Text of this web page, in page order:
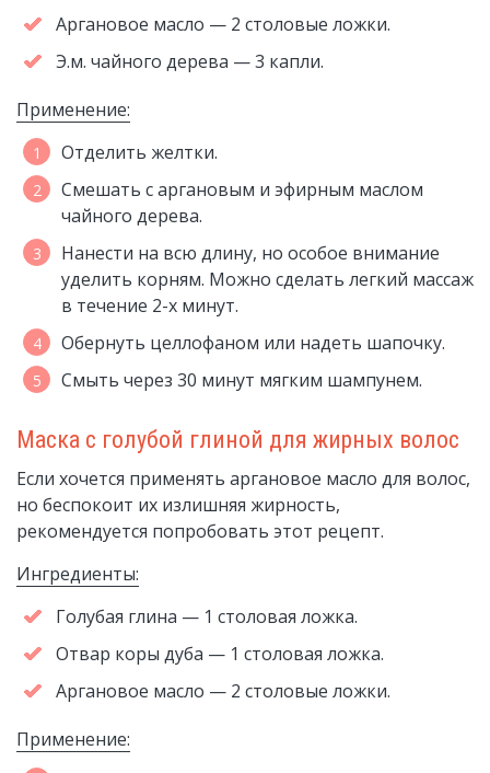
Аргановое масло — 2 столовые ложки.
Э.м. чайного дерева — 3 капли.
Применение:
Отделить желтки.
Смешать с аргановым и эфирным маслом
чайного дерева.
Нанести на всю длину, но особое внимание
уделить корням. Можно сделать легкий массаж
в течение 2-х минут.
Обернуть целлофаном или надеть шапочку.
Смыть через 30 минут мягким шампунем.
Маска с голубой глиной для жирных волос
Если хочется применять аргановое масло для волос,
но беспокоит их излишняя жирность,
рекомендуется попробовать этот рецепт.
Ингредиенты:
Голубая глина — 1 столовая ложка.
Отвар коры дуба — 1 столовая ложка.
Аргановое масло — 2 столовые ложки.
Применение: